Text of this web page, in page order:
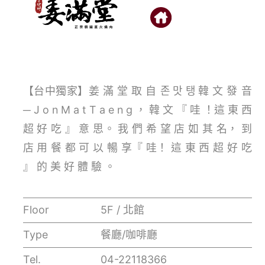
【台中獨家】姜 滿 堂 取 自 존 맛 탱 韓 文 發 音
─ J o n M a t T a e n g ， 韓 文 『 哇 ！這 東 西
超 好 吃 』 意 思。 我 們 希 望 店 如 其 名， 到
店 用 餐 都 可 以 暢 享『 哇！ 這 東 西 超 好 吃
』 的 美 好 體 驗 。
Floor
5F / 北館
Type
餐廳/咖啡廳
Tel.
04-22118366